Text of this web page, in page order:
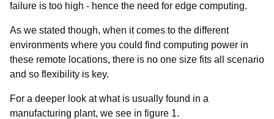
failure is too high - hence the need for edge computing.
As we stated though, when it comes to the different
environments where you could find computing power in
these remote locations, there is no one size fits all scenario
and so flexibility is key.
For a deeper look at what is usually found in a
manufacturing plant, we see in figure 1.